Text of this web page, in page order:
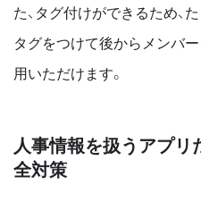
た、タグ付けができるため、
タグをつけて後からメンバ
⽤いただけます。
⼈事情報を扱うアプ
全対策